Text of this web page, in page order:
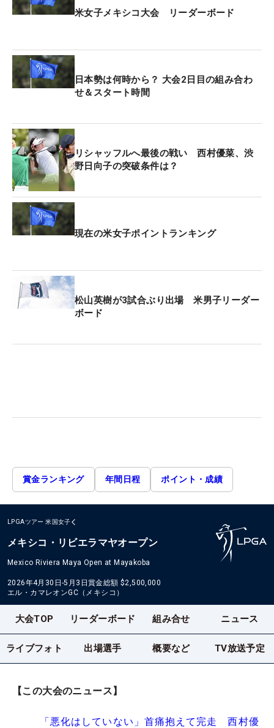
米女子メキシコ大会 リーダーボード
日本勢は何時から？ 大会2日目の組み合わ
せ＆スタート時間
リシャッフルへ最後の戦い 西村優菜、渋
野日向子の突破条件は？
現在の米女子ポイントランキング
松山英樹が3試合ぶり出場 米男子リーダー
ボード
賞金ランキング 年間日程 ポイント・成績
LPGAツアー 米国女子
メキシコ・リビエラマヤオープン
Mexico Riviera Maya Open at Mayakoba
2026年4月30日-5月3日賞金総額 $2,500,000
エル・カマレオンGC（メキシコ）
大会TOP リーダーボード 組み合せ ニュース
ライブフォト 出場選手 概要など TV放送予定
【この大会のニュース】
「悪化はしていない」首痛抱えて完走 西村優